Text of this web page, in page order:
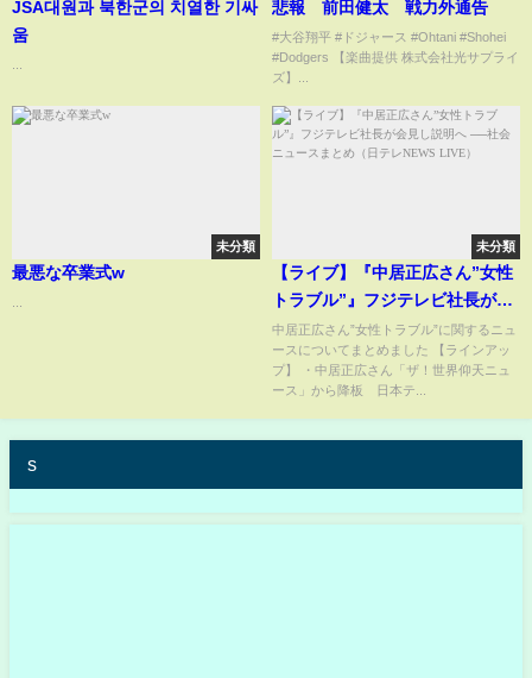
JSA대원과 북한군의 치열한 기싸
움
悲報 前田健太 戦力外通告
#大谷翔平 #ドジャース #Ohtani #Shohei
#Dodgers 【楽曲提供 株式会社光サプライ
ズ】...
未分類
最悪な卒業式w
未分類
【ライブ】『中居正広さん”女性
トラブル”』フジテレビ社長が会
見し説明へ ──社会ニュースまと
め（日テレNEWS LIVE）
中居正広さん”女性トラブル”に関するニュ
ースについてまとめました 【ラインアッ
プ】 ・中居正広さん「ザ！世界仰天ニュ
ース」から降板 日本テ...
s